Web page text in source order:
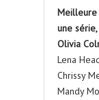
une
Olivia
Lena
Chrissy
Mandy